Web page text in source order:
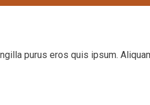
purus eros quis ipsum.